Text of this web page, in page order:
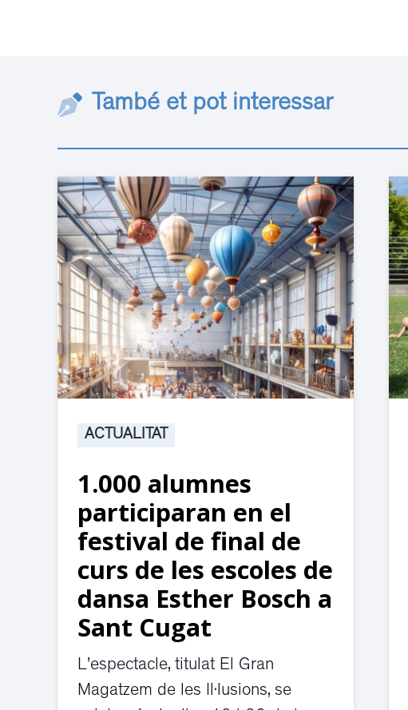
També et pot interessar
ACTUALITAT
1.000 alumnes
participaran en el
festival de final de
curs de les escoles de
dansa Esther Bosch a
Sant Cugat
L'espectacle, titulat El Gran
Magatzem de les Il·lusions, se